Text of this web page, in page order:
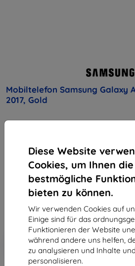
Diese Website
Cookies, um Ihnen die
bestmögliche
bieten zu können.
Wir verwenden Cookies auf
Einige sind für das
Funktionieren der Website
während andere uns helfen,
zu analysieren und Inhalte
personalisieren.
Mobiltelefon Samsung Galaxy
2017, Gold
Rabatt
auf sämtliches
Endpreis
161,90 €
145,71 €
-10%
Rabatt mit Gutschein
EXTRA10